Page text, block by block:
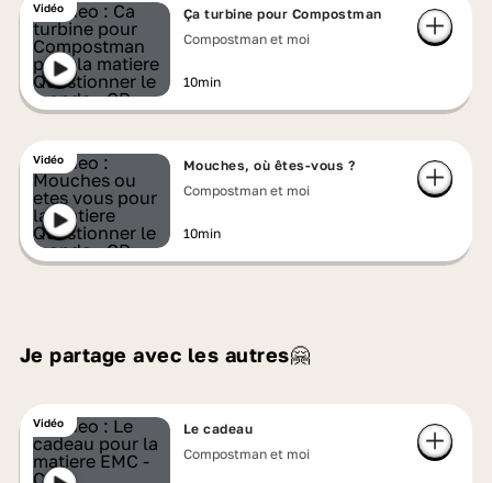
Vidéo
Ça turbine pour Compostman
Compostman et moi
10min
Vidéo
Mouches, où êtes-vous ?
Compostman et moi
10min
Je partage avec les autres🤗
Vidéo
Le cadeau
Compostman et moi